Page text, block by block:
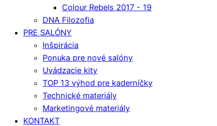
Colour Rebels 2017 - 19
DNA Filozofia
PRE SALÓNY
Inšpirácia
Ponuka pre nové salóny
Uvádzacie kity
TOP 13 výhod pre kaderníčky
Technické materiály
Marketingové materiály
KONTAKT